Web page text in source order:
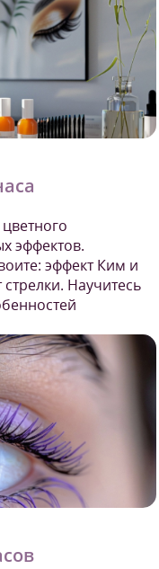
эффектов.
эффект Ким и
Научитесь